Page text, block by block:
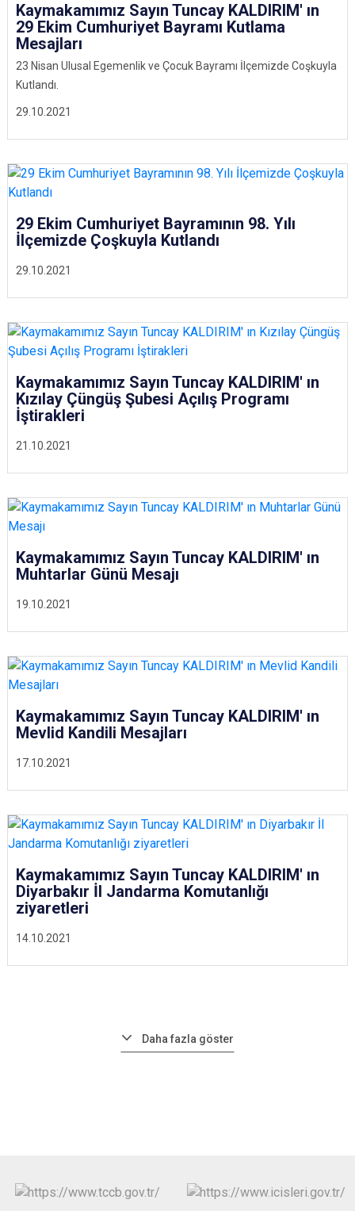
29.10.2021
Kaymakamımız Sayın Tuncay KALDIRIM' ın
29 Ekim Cumhuriyet Bayramı Kutlama
Mesajları
23 Nisan Ulusal Egemenlik ve Çocuk Bayramı İlçemizde Coşkuyla
Kutlandı.
29.10.2021
29 Ekim Cumhuriyet Bayramının 98. Yılı
İlçemizde Çoşkuyla Kutlandı
21.10.2021
Kaymakamımız Sayın Tuncay KALDIRIM' ın
Kızılay Çüngüş Şubesi Açılış Programı
İştirakleri
19.10.2021
Kaymakamımız Sayın Tuncay KALDIRIM' ın
Muhtarlar Günü Mesajı
17.10.2021
Kaymakamımız Sayın Tuncay KALDIRIM' ın
Mevlid Kandili Mesajları
14.10.2021
Kaymakamımız Sayın Tuncay KALDIRIM' ın
Diyarbakır İl Jandarma Komutanlığı
ziyaretleri
Daha fazla göster